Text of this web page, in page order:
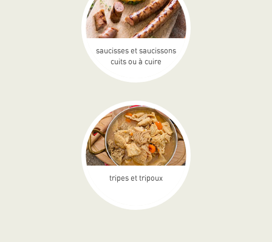
saucisses et saucissons
cuits ou à cuire
tripes et tripoux